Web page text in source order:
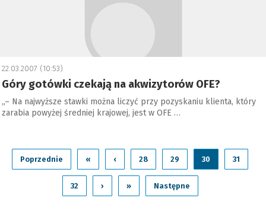
22.03.2007 (10:53)
Góry gotówki czekają na akwizytorów OFE?
„– Na najwyższe stawki można liczyć przy pozyskaniu klienta, który
zarabia powyżej średniej krajowej, jest w OFE …
Poprzednie « ‹ 28 29 30 31
32 › » Następne